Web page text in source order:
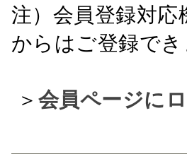
注）会員登録対
からはご登録でき
＞ 会員ページに